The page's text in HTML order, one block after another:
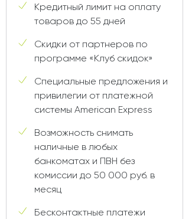
Кредитный лимит на оплату
товаров до 55 дней
Скидки от партнеров по
программе «Клуб скидок»
Специальные предложения и
привилегии от платежной
системы American Express
Возможность снимать
наличные в любых
банкоматах и ПВН без
комиссии до 50 000 руб. в
месяц
Бесконтактные платежи